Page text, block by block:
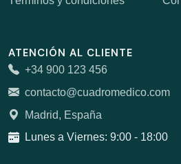
ATENCIÓN AL CLIENTE
+34 900 123 456
contacto@cuadromedico.com
Madrid, España
Lunes a Viernes: 9:00 - 18:00